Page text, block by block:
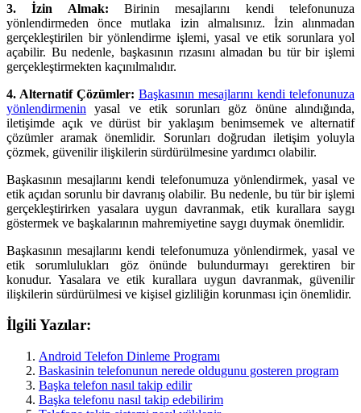
3. İzin Almak: Birinin mesajlarını kendi telefonunuza
yönlendirmeden önce mutlaka izin almalısınız. İzin alınmadan
gerçekleştirilen bir yönlendirme işlemi, yasal ve etik sorunlara yol
açabilir. Bu nedenle, başkasının rızasını almadan bu tür bir işlemi
gerçekleştirmekten kaçınılmalıdır.
4. Alternatif Çözümler: Başkasının mesajlarını kendi telefonunuza
yönlendirmenin yasal ve etik sorunları göz önüne alındığında,
iletişimde açık ve dürüst bir yaklaşım benimsemek ve alternatif
çözümler aramak önemlidir. Sorunları doğrudan iletişim yoluyla
çözmek, güvenilir ilişkilerin sürdürülmesine yardımcı olabilir.
Başkasının mesajlarını kendi telefonumuza yönlendirmek, yasal ve
etik açıdan sorunlu bir davranış olabilir. Bu nedenle, bu tür bir işlemi
gerçekleştirirken yasalara uygun davranmak, etik kurallara saygı
göstermek ve başkalarının mahremiyetine saygı duymak önemlidir.
Başkasının mesajlarını kendi telefonumuza yönlendirmek, yasal ve
etik sorumlulukları göz önünde bulundurmayı gerektiren bir
konudur. Yasalara ve etik kurallara uygun davranmak, güvenilir
ilişkilerin sürdürülmesi ve kişisel gizliliğin korunması için önemlidir.
İlgili Yazılar:
Android Telefon Dinleme Programı
Baskasinin telefonunun nerede oldugunu gosteren program
Başka telefon nasıl takip edilir
Başka telefonu nasıl takip edebilirim